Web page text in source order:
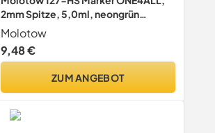
2mm Spitze, 5,0ml, neongrün
fluoreszierend
Molotow
9,48 €
ZUM ANGEBOT